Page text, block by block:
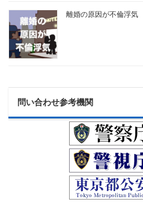
離婚の原因が不倫浮
問い合わせ参考機関